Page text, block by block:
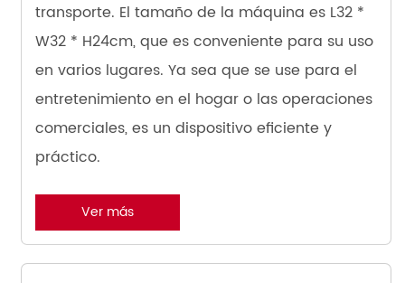
transporte. El tamaño de la máquina es L32 *
W32 * H24cm, que es conveniente para su uso
en varios lugares. Ya sea que se use para el
entretenimiento en el hogar o las operaciones
comerciales, es un dispositivo eficiente y
práctico.
Ver más